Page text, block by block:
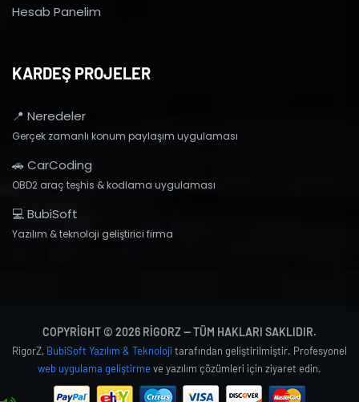
Hesab Panelim
KARDEŞ PROJELER
📍 Neredeler
Gerçek zamanlı konum paylaşım uygulaması
🚗 CarCoding
OBD2 araç teşhis & kodlama uygulaması
💻 BubiSoft
Yazılım & teknoloji geliştirici firma
COPYRIGHT © 2026 RIGORZ — TÜM HAKLARI SAKLIDIR.
RigorZ, BubiSoft Yazılım & Teknoloji tarafından geliştirilmiştir. Profesyonel
web uygulama geliştirmeve yazılım çözümleri için ziyaret edin.